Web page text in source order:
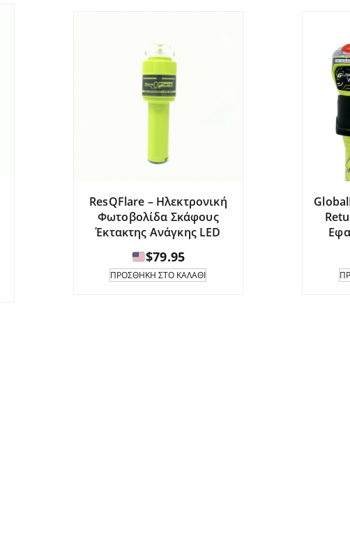
ResQFlare – Ηλεκτρονική
Φωτοβολίδα Σκάφους
Έκτακτης Ανάγκης LED
$79.95
ΠΡΟΣΘΉΚΗ ΣΤΟ ΚΑΛΆΘΙ